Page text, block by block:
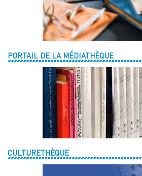
PORTAIL DE LA MÉDIATHÈQUE
CULTURETHÈQUE